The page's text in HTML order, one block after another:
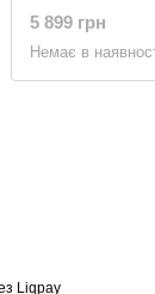
5 899 грн
Немає в